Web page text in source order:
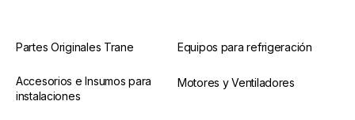
Partes Originales Trane Equipos para refrigeración
Accesorios e Insumos para
instalaciones
Motores y Ventiladores